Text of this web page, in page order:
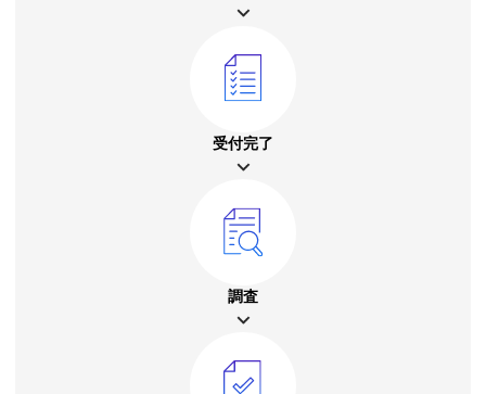
受付完了
調査